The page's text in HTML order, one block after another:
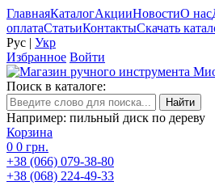
ГлавнаяКаталогАкцииНовостиО нас
оплатаСтатьиКонтактыСкачать
Рус | Укр
Избранное Войти
Поиск в каталоге:
Например: пильный диск по дереву
Корзина
0 0 грн.
+38 (066) 079-38-80
+38 (068) 224-49-33